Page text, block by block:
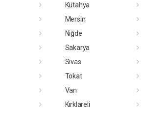
Kütahya
Mersin
Niğde
Sakarya
Sivas
Tokat
Van
Kırklareli